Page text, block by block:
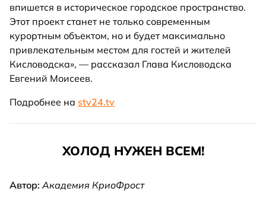
впишется в историческое городское пространство.
Этот проект станет не только современным
курортным объектом, но и будет максимально
привлекательным местом для гостей и жителей
Кисловодска», — рассказал Глава Кисловодска
Евгений Моисеев.
Подробнее на stv24.tv
ХОЛОД НУЖЕН ВСЕМ!
Автор:Академия КриоФрост